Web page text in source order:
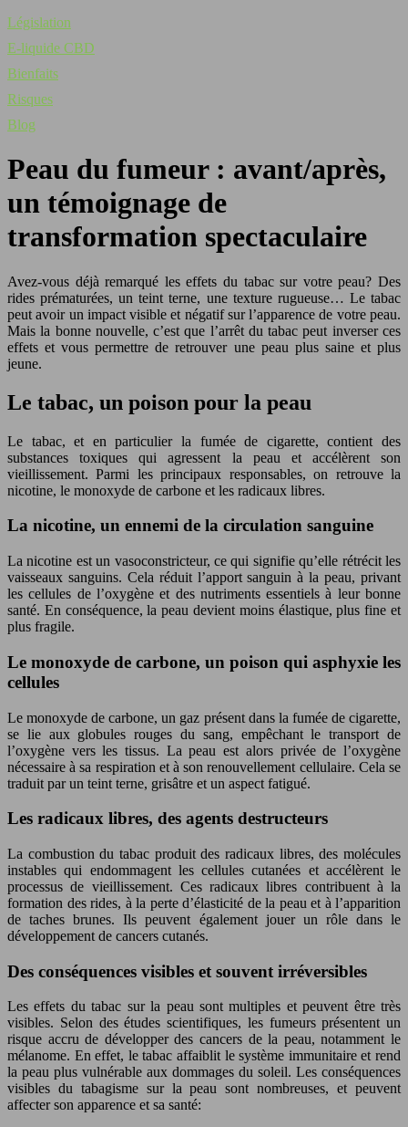
Législation
E-liquide CBD
Bienfaits
Risques
Blog
Peau du fumeur : avant/après,
un témoignage de
transformation spectaculaire
Avez-vous déjà remarqué les effets du tabac sur votre peau? Des
rides prématurées, un teint terne, une texture rugueuse… Le tabac
peut avoir un impact visible et négatif sur l’apparence de votre peau.
Mais la bonne nouvelle, c’est que l’arrêt du tabac peut inverser ces
effets et vous permettre de retrouver une peau plus saine et plus
jeune.
Le tabac, un poison pour la peau
Le tabac, et en particulier la fumée de cigarette, contient des
substances toxiques qui agressent la peau et accélèrent son
vieillissement. Parmi les principaux responsables, on retrouve la
nicotine, le monoxyde de carbone et les radicaux libres.
La nicotine, un ennemi de la circulation sanguine
La nicotine est un vasoconstricteur, ce qui signifie qu’elle rétrécit les
vaisseaux sanguins. Cela réduit l’apport sanguin à la peau, privant
les cellules de l’oxygène et des nutriments essentiels à leur bonne
santé. En conséquence, la peau devient moins élastique, plus fine et
plus fragile.
Le monoxyde de carbone, un poison qui asphyxie les
cellules
Le monoxyde de carbone, un gaz présent dans la fumée de cigarette,
se lie aux globules rouges du sang, empêchant le transport de
l’oxygène vers les tissus. La peau est alors privée de l’oxygène
nécessaire à sa respiration et à son renouvellement cellulaire. Cela se
traduit par un teint terne, grisâtre et un aspect fatigué.
Les radicaux libres, des agents destructeurs
La combustion du tabac produit des radicaux libres, des molécules
instables qui endommagent les cellules cutanées et accélèrent le
processus de vieillissement. Ces radicaux libres contribuent à la
formation des rides, à la perte d’élasticité de la peau et à l’apparition
de taches brunes. Ils peuvent également jouer un rôle dans le
développement de cancers cutanés.
Des conséquences visibles et souvent irréversibles
Les effets du tabac sur la peau sont multiples et peuvent être très
visibles. Selon des études scientifiques, les fumeurs présentent un
risque accru de développer des cancers de la peau, notamment le
mélanome. En effet, le tabac affaiblit le système immunitaire et rend
la peau plus vulnérable aux dommages du soleil. Les conséquences
visibles du tabagisme sur la peau sont nombreuses, et peuvent
affecter son apparence et sa santé: